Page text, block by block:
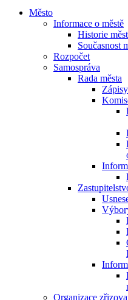
Město
Informace o městě
Historie
Současnost
Rozpočet
Samospráva
Rada města
Organizace